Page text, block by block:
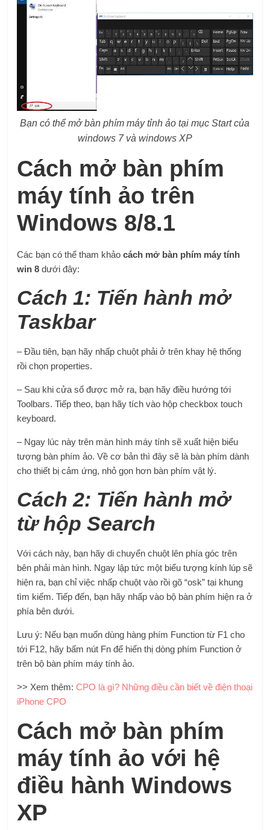
Bạn có thể mở bàn phím máy tỉnh ảo tại mục Start của
windows 7 và windows XP
Cách mở bàn phím
máy tính ảo trên
Windows 8/8.1
Các bạn có thể tham khảocách mở bàn phím máy tính
win 8 dưới đây:
Cách 1: Tiến hành mở
Taskbar
– Đầu tiên, bạn hãy nhấp chuột phải ở trên khay hệ thống
rồi chọn properties.
– Sau khi cửa sổ được mở ra, bạn hãy điều hướng tới
Toolbars. Tiếp theo, bạn hãy tích vào hộp checkbox touch
keyboard.
– Ngay lúc này trên màn hình máy tính sẽ xuất hiện biểu
tượng bàn phím ảo. Về cơ bản thì đây sẽ là bàn phím dành
cho thiết bị cảm ứng, nhỏ gọn hơn bàn phím vật lý.
Cách 2: Tiến hành mở
từ hộp Search
Với cách này, bạn hãy di chuyển chuột lên phía góc trên
bên phải màn hình. Ngay lập tức một biểu tượng kính lúp sẽ
hiện ra, bạn chỉ việc nhấp chuột vào rồi gõ “osk” tại khung
tìm kiếm. Tiếp đến, bạn hãy nhấp vào bộ bàn phím hiện ra ở
phía bên dưới.
Lưu ý: Nếu bạn muốn dùng hàng phím Function từ F1 cho
tới F12, hãy bấm nút Fn để hiển thị dòng phím Function ở
trên bộ bàn phím máy tính ảo.
>> Xem thêm:CPO là gì? Những điều cần biết về điện thoại
iPhone CPO
Cách mở bàn phím
máy tính ảo với hệ
điều hành Windows
XP